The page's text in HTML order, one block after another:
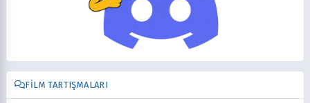
FILM TARTIŞMALARI